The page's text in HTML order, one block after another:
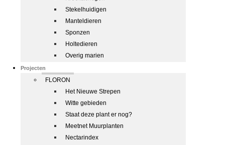
Stekelhuidigen
Manteldieren
Sponzen
Holtedieren
Overig marien
Projecten
FLORON
Het Nieuwe Strepen
Witte gebieden
Staat deze plant er nog?
Meetnet Muurplanten
Nectarindex